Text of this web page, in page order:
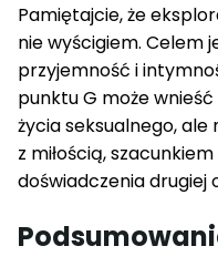
Pamiętajcie, że
nie wyścigiem. Celem
przyjemność i
punktu G może
życia seksualnego,
z miłością,
doświadczenia drugiej